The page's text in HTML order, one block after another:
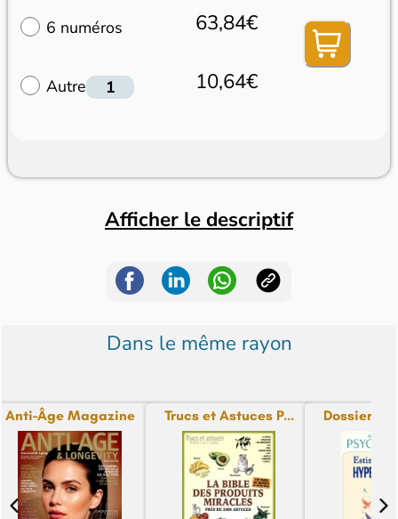
6 numéros 63,84€
Autre 10,64€
Afficher le descriptif
Dans le même rayon
Anti-Âge Magazine Trucs et Astuces P... Dossiers